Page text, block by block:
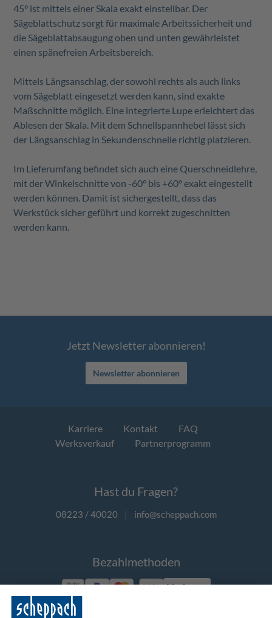
45° ist mittels einer Skala exakt einstellbar. Der
Sägeblattschutz sorgt für maximale Arbeitssicherheit und
die Sägeblattabsaugung oben und unten gewährleistet
einen spänefreien Arbeitsbereich.
Mittels Längsanschlag, der sowohl rechts als auch links
vom Sägeblatt eingesetzt werden kann, sind exakte
Maßschnitte möglich. Eine integrierte Lupe erleichtert das
Ablesen der Skala. Mit dem Schnellspannhebel lässt sich
der Längsanschlag in Sekundenschnelle richtig platzieren.
Im Lieferumfang befindet sich auch eine Querschneidlehre,
mit der Winkelschnitte von -60° bis +60° exakt eingestellt
werden können. Damit ist sichergestellt, dass das
Werkstück sicher geführt und korrekt zugeschnitten
werden kann.
Jetzt Newsletter abonnieren!
Newsletter abonnieren
Karriere Kontakt
FAQ
Werksverkauf
Partnerprogramm
Hast du Fragen?
08223 / 40020 | info@scheppach.com
Bezahlmethoden
Vorkasse